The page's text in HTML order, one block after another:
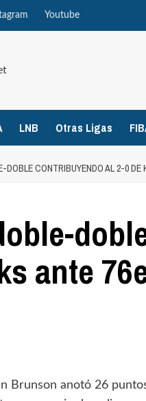
Youtube
LNB Otras Ligas
DOBLE CONTRIBUYENDO AL 2-0 DE
ante
Brunson anotó 26